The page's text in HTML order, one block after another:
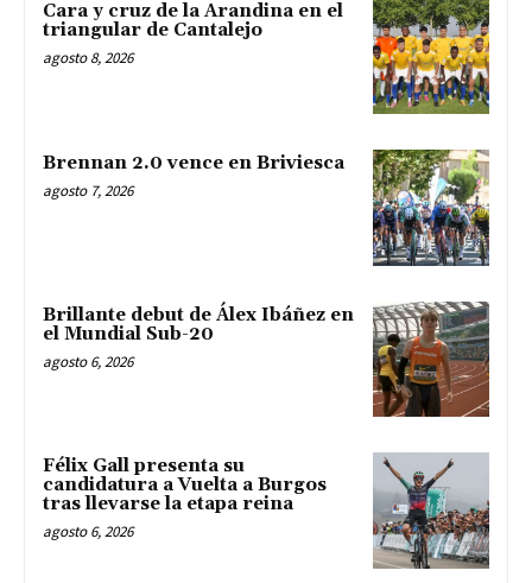
Cara y cruz de la Arandina en el
triangular de Cantalejo
agosto 8, 2026
Brennan 2.0 vence en Briviesca
agosto 7, 2026
Brillante debut de Álex Ibáñez en
el Mundial Sub-20
agosto 6, 2026
Félix Gall presenta su
candidatura a Vuelta a Burgos
tras llevarse la etapa reina
agosto 6, 2026